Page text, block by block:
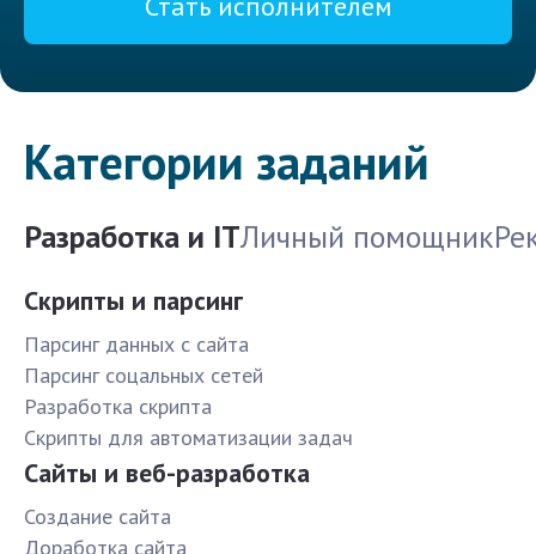
Категории заданий
Разработка и ITЛичный помощник
Скрипты и парсинг
Парсинг данных с сайта
Парсинг соцальных сетей
Разработка скрипта
Скрипты для автоматизации задач
Сайты и веб-разработка
Создание сайта
Доработка сайта